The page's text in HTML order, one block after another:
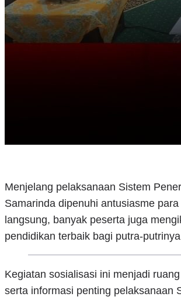
Menjelang pelaksanaan Sistem
Samarinda dipenuhi antusiasme
langsung, banyak peserta juga
pendidikan terbaik bagi putra-
Kegiatan sosialisasi ini menjadi
serta informasi penting pelaksanaan